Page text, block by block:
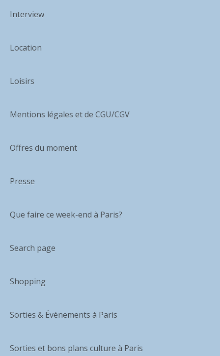
Interview
Location
Loisirs
Mentions légales et de CGU/CGV
Offres du moment
Presse
Que faire ce week-end à Paris?
Search page
Shopping
Sorties & Événements à Paris
Sorties et bons plans culture à Paris